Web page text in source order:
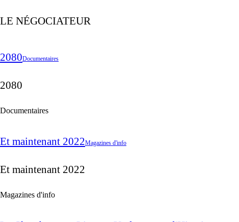
LE NÉGOCIATEUR
2080Documentaires
2080
Documentaires
Et maintenant 2022Magazines d'info
Et maintenant 2022
Magazines d'info